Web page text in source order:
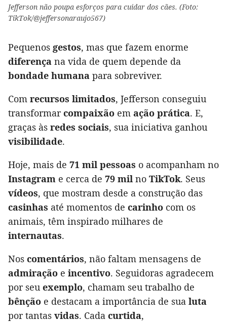
Jefferson não poupa esforços para cuidar dos cães. (Foto:
TikTok/@jeffersonaraujo567)
Pequenos gestos, mas que fazem enorme
diferença na vida de quem depende da
bondade humana para sobreviver.
Com recursos limitados, Jefferson conseguiu
transformarcompaixão em ação prática. E,
graças às redes sociais, sua iniciativa ganhou
visibilidade.
Hoje, mais de 71 mil pessoas o acompanham no
Instagram e cerca de 79 mil no TikTok. Seus
vídeos, que mostram desde a construção das
casinhas até momentos de carinho com os
animais, têm inspirado milhares de
internautas.
Nos comentários, não faltam mensagens de
admiração e incentivo. Seguidoras agradecem
por seu exemplo, chamam seu trabalho de
bênção e destacam a importância de sua luta
por tantas vidas. Cada curtida,